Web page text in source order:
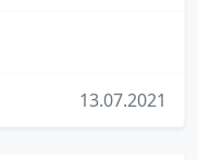
13.07.2021